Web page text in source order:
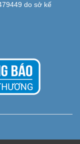
do sở kế